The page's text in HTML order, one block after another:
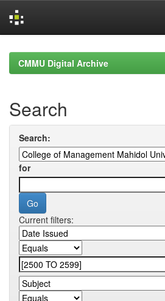
navigationCMMU Digital Archive
Search
Search:
for
Current filters: